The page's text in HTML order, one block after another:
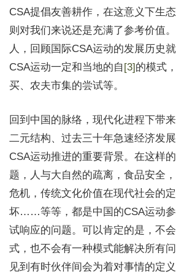
CSA提倡友善耕作，在这意义下生
则对我们来说还是充满了参考价值
人，回顾国际CSA运动的发展历史
CSA运动一定和当地的自 [3] 的模式
买、农夫市集的尝试等。
回到中国的脉络，现代化进程下带
二元结构、过去三十年急速经济发
CSA运动推进的重要背景。在这样
题，人与大自然的疏离，食品安全
危机，传统文化价值在现代社会的
坏……等等，都是中国的CSA运动
试响应的问题。可以肯定的是，不
式，也不会有一种模式能解决所有
见到有时伙伴间会为着对事情的定